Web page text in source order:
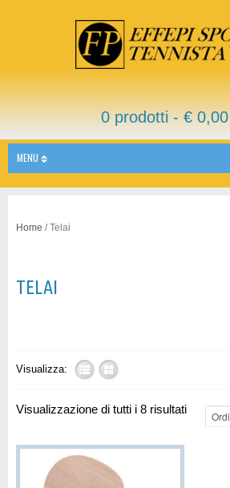
0 prodotti -€0,00
MENU
Home / Telai
TELAI
Visualizza:
Visualizzazione di tutti i 8 risultati